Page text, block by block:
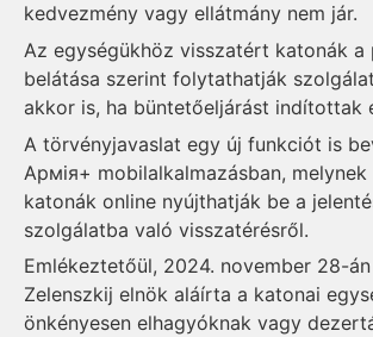
kedvezmény vagy ellátmány nem jár.
Az egységükhöz visszatért katonák a
belátása szerint folytathatják
akkor is, ha büntetőeljárást indítottak
A törvényjavaslat egy új funkciót is
Армія+ mobilalkalmazásban,
katonák online nyújthatják be a
szolgálatba való visszatérésről.
Emlékeztetőül, 2024. november 28-
Zelenszkij elnök aláírta a katonai
önkényesen elhagyóknak vagy